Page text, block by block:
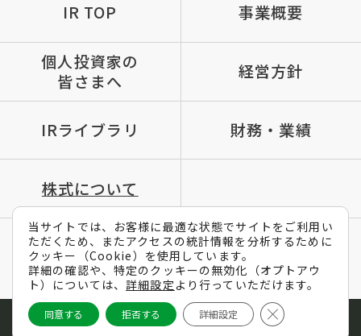
IR TOP 事業概要
個人投資家の
皆さまへ
経営方針
IRライブラリ 財務・業績
株式について
IRポリシー 免責条項
よくあるご質問
メールマガジン
Copyright © MTI Ltd. All Rights Reserved.
当サイトでは、お客様に最適な状態でサイトをご利用い
ただくため、またアクセスの統計情報を分析するために
クッキー（Cookie）を使用しています。
詳細の確認や、特定のクッキーの無効化（オプトアウ
ト）については、詳細設定 より行っていただけます。
同意する 拒否する 詳細設定 Close GDPR